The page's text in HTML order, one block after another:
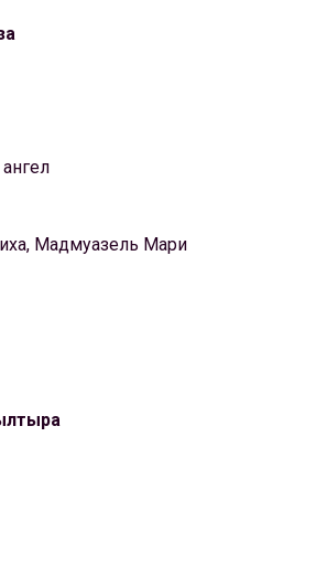
Мадмуазель Мари